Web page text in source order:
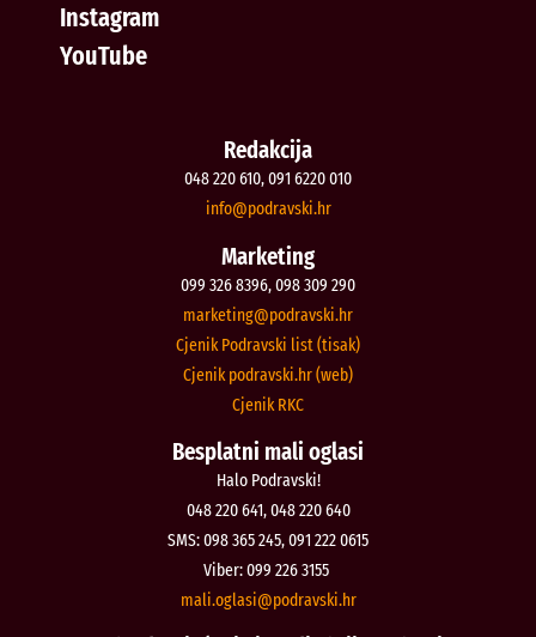
Instagram
YouTube
Redakcija
048 220 610, 091 6220 010
rh.iksvardop
@ofni
Marketing
099 326 8396, 098 309 290
rh.iksvardop
@gnitekram
Cjenik Podravski list (tisak)
Cjenik podravski.hr (web)
Cjenik RKC
Besplatni mali oglasi
Halo Podravski!
048 220 641, 048 220 640
SMS: 098 365 245, 091 222 0615
Viber: 099 226 3155
rh.iksvardop
@isalgo.ilam